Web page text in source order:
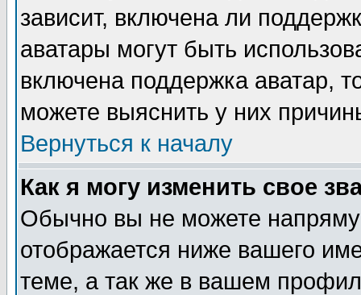
зависит, включена ли
аватары могут быть
включена поддержка аватар,
можете выяснить у них
Вернуться к началу
Как я могу изменить свое
Обычно вы не можете
отображается ниже вашего
теме, а так же в вашем